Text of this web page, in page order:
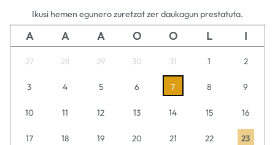
Ikusi hemen egunero zuretzat zer daukagun prestatuta.
A A A O O L I
27 28 29 30 31 1 2
3 4 5 6 7 8 9
10 11 12 13 14 15 16
17 18 19 20 21 22 23